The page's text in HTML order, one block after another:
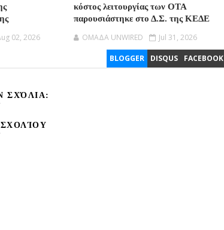
02, 2026
κόστος λειτουργίας των ΟΤΑ
παρουσιάστηκε στο Δ.Σ. της ΚΕΔΕ
OMAΔΑ UNWIRED Jul 31, 2026
BLOGGER DISQUS FACEBOOK
ΣΧΌΛΙΑ: